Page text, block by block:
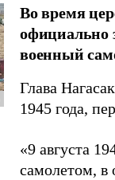
Во время
официально
военный
Глава
1945 года,
«9 августа
самолетом, в